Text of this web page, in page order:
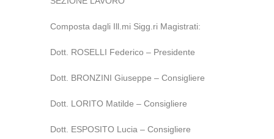
Composta dagli Ill.mi Sigg.ri Magistrati:
Dott. ROSELLI Federico – Presidente
Dott. BRONZINI Giuseppe – Consigliere
Dott. LORITO Matilde – Consigliere
Dott. ESPOSITO Lucia – Consigliere